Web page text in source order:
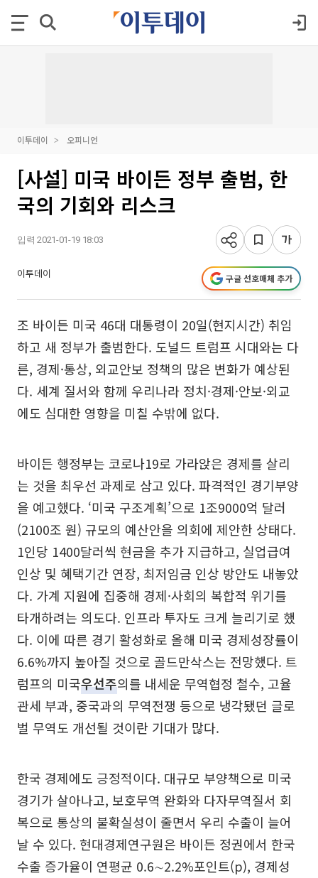
이투데이 오피니언
[사설] 미국 바이든 정부 출범, 한
국의 기회와 리스크
입력 2021-01-19 18:03
이투데이 구글 선호매체 추가
조 바이든 미국 46대 대통령이 20일(현지시간) 취임
하고 새 정부가 출범한다. 도널드 트럼프 시대와는 다
른, 경제·통상, 외교안보 정책의 많은 변화가 예상된
다. 세계 질서와 함께 우리나라 정치·경제·안보·외교
에도 심대한 영향을 미칠 수밖에 없다.
바이든 행정부는 코로나19로 가라앉은 경제를 살리
는 것을 최우선 과제로 삼고 있다. 파격적인 경기부양
을 예고했다. ‘미국 구조계획’으로 1조9000억 달러
(2100조 원) 규모의 예산안을 의회에 제안한 상태다.
1인당 1400달러씩 현금을 추가 지급하고, 실업급여
인상 및 혜택기간 연장, 최저임금 인상 방안도 내놓았
다. 가계 지원에 집중해 경제·사회의 복합적 위기를
타개하려는 의도다. 인프라 투자도 크게 늘리기로 했
다. 이에 따른 경기 활성화로 올해 미국 경제성장률이
6.6%까지 높아질 것으로 골드만삭스는 전망했다. 트
럼프의 미국우선주의를 내세운 무역협정 철수, 고율
관세 부과, 중국과의 무역전쟁 등으로 냉각됐던 글로
벌 무역도 개선될 것이란 기대가 많다.
한국 경제에도 긍정적이다. 대규모 부양책으로 미국
경기가 살아나고, 보호무역 완화와 다자무역질서 회
복으로 통상의 불확실성이 줄면서 우리 수출이 늘어
날 수 있다. 현대경제연구원은 바이든 정권에서 한국
수출 증가율이 연평균 0.6∼2.2%포인트(p), 경제성